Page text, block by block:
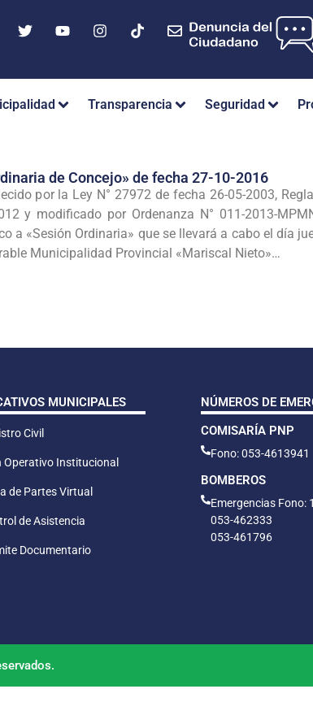
Transparencia Seguridad
de Concejo» de fecha 27-10-2016
por la Ley N° 27972 de fecha 26-05-2003,
y modificado por Ordenanza N° 011-2013-
a «Sesión Ordinaria» que se llevará a cabo el día
Municipalidad Provincial «Mariscal Nieto»…
MUNICIPALES
Civil
Operativo Institucional
de Partes Virtual
de Asistencia
Documentario
NÚMEROS DE
COMISARÍA PNP
Fono: 053-4613941
BOMBEROS
Emergencias Fono:
053-462333
053-461796